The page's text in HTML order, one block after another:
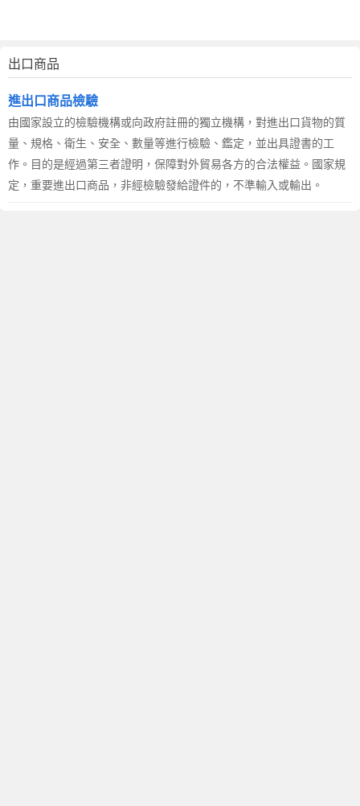
出口商品
進出口商品檢驗
由國家設立的檢驗機構或向政府註冊的獨立機構，對進出口貨物的質
量、規格、衛生、安全、數量等進行檢驗、鑑定，並出具證書的工
作。目的是經過第三者證明，保障對外貿易各方的合法權益。國家規
定，重要進出口商品，非經檢驗發給證件的，不準輸入或輸出。